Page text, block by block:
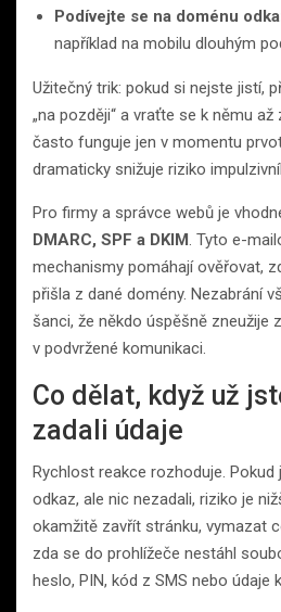
Podívejte se na doménu
například na mobilu dlouhým
Užitečný trik: pokud si nejste jistí,
„na později“ a vraťte se k němu až
často funguje jen v momentu
dramaticky snižuje riziko
Pro firmy a správce webů je
DMARC, SPF a DKIM . Tyto e-
mechanismy pomáhají ověřovat,
přišla z dané domény. Nezabrání
šanci, že někdo úspěšně zneužije
v podvržené komunikaci.
Co dělat, když už
zadali údaje
Rychlost reakce rozhoduje.
odkaz, ale nic nezadali, riziko je
okamžitě zavřít stránku, vymazat
zda se do prohlížeče nestáhl